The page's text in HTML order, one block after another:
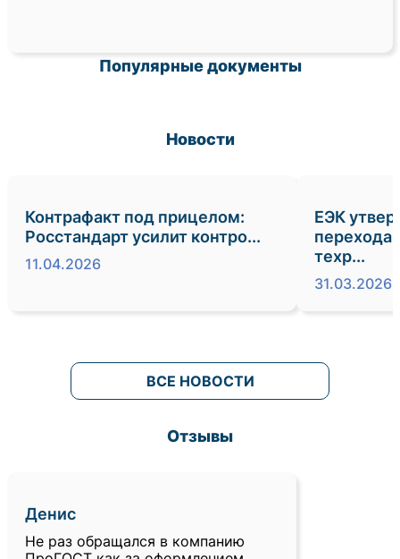
Популярные документы
Новости
Контрафакт под прицелом:
Росстандарт усилит контро...
11.04.2026
ЕЭК
перехода
техр...
31.03.2026
ВСЕ НОВОСТИ
Отзывы
Денис
Не раз обращался в компанию